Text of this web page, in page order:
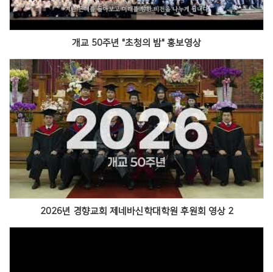
개교 50주년 "초청의 밤" 홍보영상
Views
2026년 경향교회 제네바신학대학원 후원회 영상 2